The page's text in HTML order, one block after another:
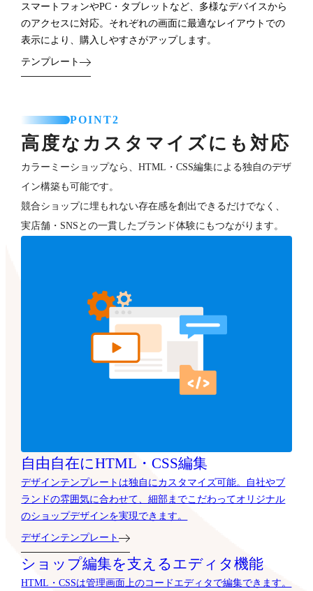
スマートフォンやPC・タブレットなど、多様なデバイスから
のアクセスに対応。それぞれの画面に最適なレイアウトでの
表示により、購入しやすさがアップします。
テンプレート
POINT2
高度なカスタマイズにも対応
カラーミーショップなら、HTML・CSS編集による独自のデザ
イン構築も可能です。
競合ショップに埋もれない存在感を創出できるだけでなく、
実店舗・SNSとの一貫したブランド体験にもつながります。
自由自在にHTML・CSS編集
デザインテンプレートは独自にカスタマイズ可能。自社やブ
ランドの雰囲気に合わせて、細部までこだわってオリジナル
のショップデザインを実現できます。
デザインテンプレート
ショップ編集を支えるエディタ機能
HTML・CSSは管理画面上のコードエディタで編集できます。